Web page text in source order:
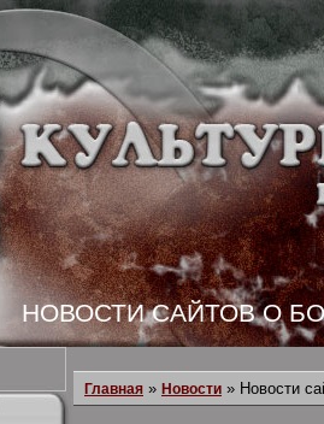
Главная » Новости » Новости
НОВОСТИ САЙТОВ О